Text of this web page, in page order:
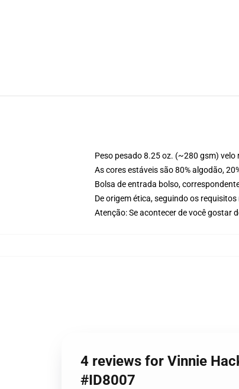
Peso pesado 8.25 oz. (~280 gsm) velo
As cores estáveis são 80% algodão,
Bolsa de entrada bolso,
De origem ética, seguindo os
Atenção: Se acontecer de você gostar
4 reviews for Vinnie
#ID8007